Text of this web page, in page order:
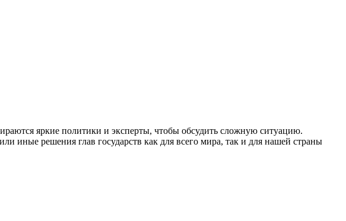
яркие политики и эксперты, чтобы обсудить сложную ситуацию.
иные решения глав государств как для всего мира, так и для нашей страны